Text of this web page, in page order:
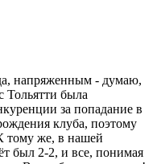
напряженным - думаю,
Тольятти была
за попадание в
клуба, поэтому
тому же, в нашей
был 2-2, и все, понимая